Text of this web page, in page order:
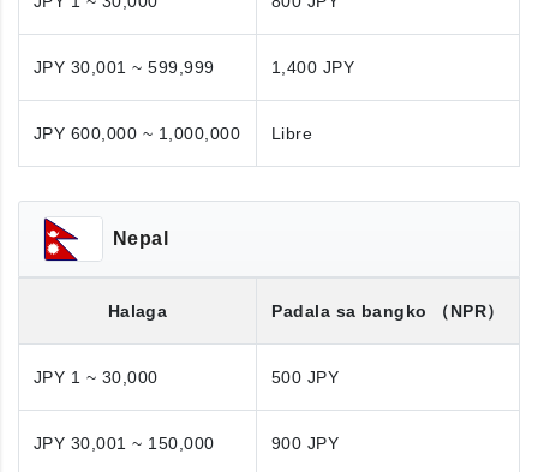
JPY 30,001 ~ 599,999
1,400 JPY
JPY 600,000 ~ 1,000,000 Libre
Nepal
Halaga Padala sa bangko （NPR）
JPY 1 ~ 30,000 500 JPY
JPY 30,001 ~ 150,000 900 JPY